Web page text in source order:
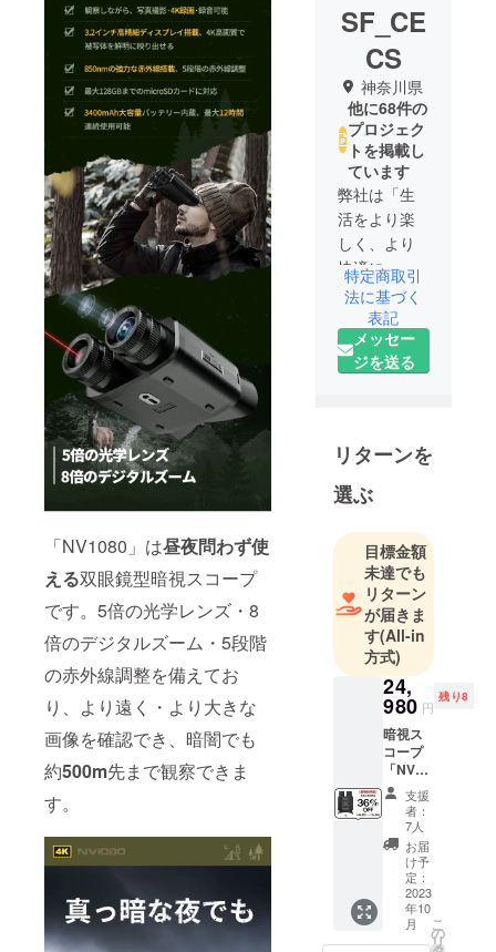
「NV1080」は昼夜問わず使
える双眼鏡型暗視スコープ
です。5倍の光学レンズ・8
倍のデジタルズーム・5段階
の赤外線調整を備えてお
り、より遠く・より大きな
画像を確認でき、暗闇でも
約500m先まで観察できま
す。
SF_CE
CS
神奈川県
他に68件の
プロジェク
トを掲載し
ています
弊社は「生
活をより楽
しく、より
快適に」を
ポリシーに
製品・サー
ビスを提供
していま
え、また時
代の変化に
対応する製
品をお客様
の手元にお
届けるため
に、本社は
製品のデザ
イン・品質
管理・販売
の事業を立
ち上げりま
特定商取引
法に基づく
表記
メッセー
ジを送る
リターンを
選ぶ
目標金額
未達でも
リターン
が届きま
す(All-in
方式)
24,
980 円
残り8
暗視ス
コープ
「NV10
80」 ※
一般予
定販売
価格：
￥39,03
1 ※税
込・送
料無料
（日本
国内限
支援
者：
7人
お届
け予
定：
2023
年10
月
こ
の
リ